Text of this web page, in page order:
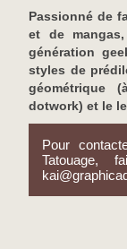
Passionné de
et de
génération
styles de
géométrique
dotwork) et le
Pour
Tatouage,